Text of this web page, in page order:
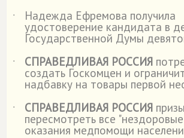
˙
Надежда Ефремова получила
удостоверение кандидата в
Государственной Думы
˙
СПРАВЕДЛИВАЯ РОССИЯ
создать Госкомцен и
надбавку на товары первой
˙
СПРАВЕДЛИВАЯ РОССИЯ
пересмотреть все
оказания медпомощи